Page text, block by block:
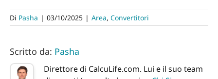
Di Pasha | 03/10/2025 | Area, Convertitori
Scritto da: Pasha
Direttore di CalcuLife.com. Lui e il suo team